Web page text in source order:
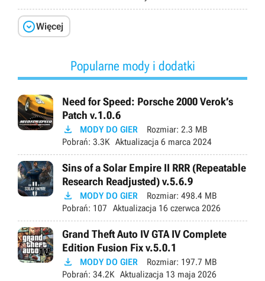
Więcej
Popularne mody i dodatki
Need for Speed: Porsche 2000 Verok’s
Patch v.1.0.6
 MODY DO GIER Rozmiar: 2.3 MB
Pobrań: 3.3K Aktualizacja 6 marca 2024
Sins of a Solar Empire II RRR (Repeatable
Research Readjusted) v.5.6.9
 MODY DO GIER Rozmiar: 498.4 MB
Pobrań: 107 Aktualizacja 16 czerwca 2026
Grand Theft Auto IV GTA IV Complete
Edition Fusion Fix v.5.0.1
 MODY DO GIER Rozmiar: 197.7 MB
Pobrań: 34.2K Aktualizacja 13 maja 2026